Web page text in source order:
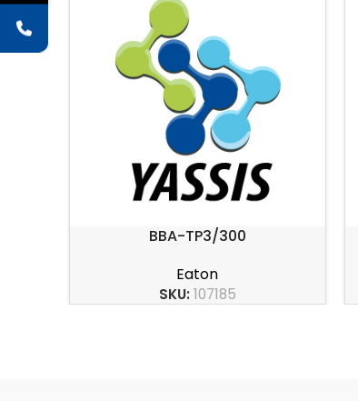
BBA-TP3/300
Eaton
SKU:107185